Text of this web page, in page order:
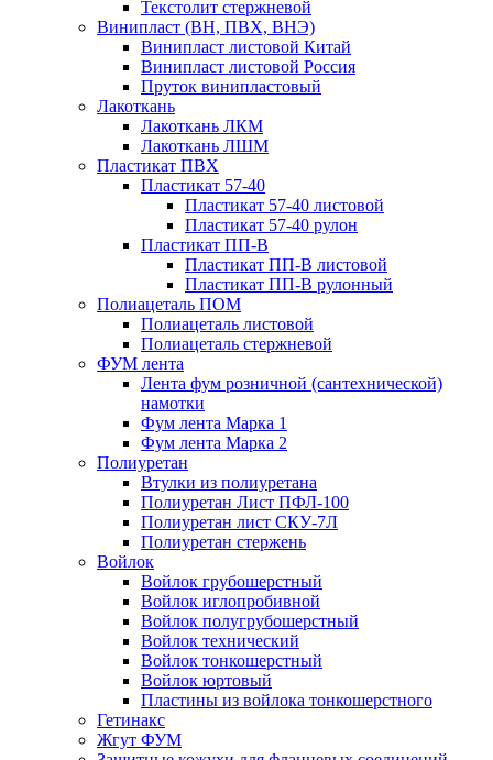
Текстолит стержневой
Винипласт (ВН, ПВХ, ВНЭ)
Винипласт листовой Китай
Винипласт листовой Россия
Пруток винипластовый
Лакоткань
Лакоткань ЛКМ
Лакоткань ЛШМ
Пластикат ПВХ
Пластикат 57-40
Пластикат 57-40 листовой
Пластикат 57-40 рулон
Пластикат ПП-В
Пластикат ПП-В листовой
Пластикат ПП-В рулонный
Полиацеталь ПОМ
Полиацеталь листовой
Полиацеталь стержневой
ФУМ лента
Лента фум розничной (сантехнической)
намотки
Фум лента Марка 1
Фум лента Марка 2
Полиуретан
Втулки из полиуретана
Полиуретан Лист ПФЛ-100
Полиуретан лист СКУ-7Л
Полиуретан стержень
Войлок
Войлок грубошерстный
Войлок иглопробивной
Войлок полугрубошерстный
Войлок технический
Войлок тонкошерстный
Войлок юртовый
Пластины из войлока тонкошерстного
Гетинакс
Жгут ФУМ